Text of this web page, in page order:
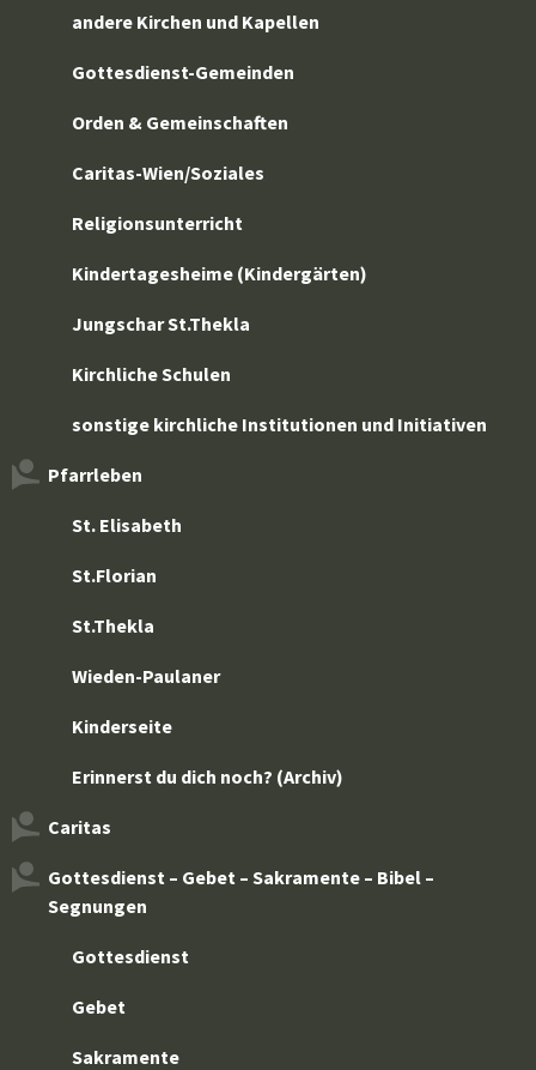
andere Kirchen und Kapellen
Gottesdienst-Gemeinden
Orden & Gemeinschaften
Caritas-Wien/Soziales
Religionsunterricht
Kindertagesheime (Kindergärten)
Jungschar St.Thekla
Kirchliche Schulen
sonstige kirchliche Institutionen und Initiativen
Pfarrleben
St. Elisabeth
St.Florian
St.Thekla
Wieden-Paulaner
Kinderseite
Erinnerst du dich noch? (Archiv)
Caritas
Gottesdienst – Gebet – Sakramente – Bibel –
Segnungen
Gottesdienst
Gebet
Sakramente